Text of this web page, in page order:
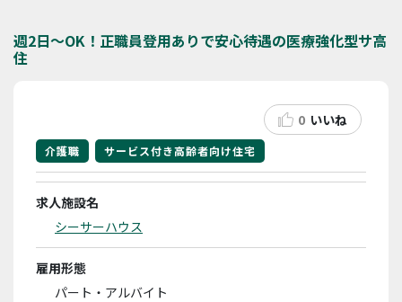
週2日～OK！正職員登用ありで安心待遇の医療強化型サ高
住
0 いいね
介護職 サービス付き高齢者向け住宅
求人施設名
シーサーハウス
雇用形態
パート・アルバイト